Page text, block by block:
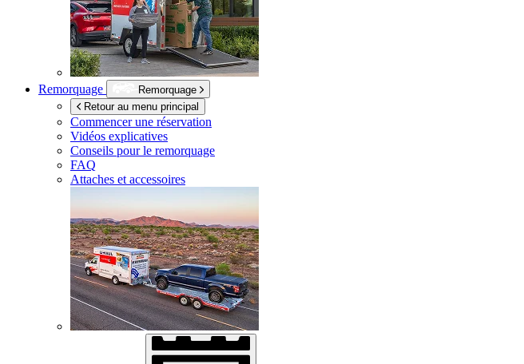
Remorquage
Remorquage
Retour au menu principal
Commencer une réservation
Vidéos explicatives
Conseils pour le remorquage
FAQ
Attaches et accessoires